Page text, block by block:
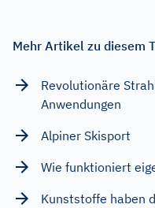
Mehr Artikel zu diesem
Revolutionäre
Anwendungen
Alpiner Skisport
Wie funktioniert
Kunststoffe haben